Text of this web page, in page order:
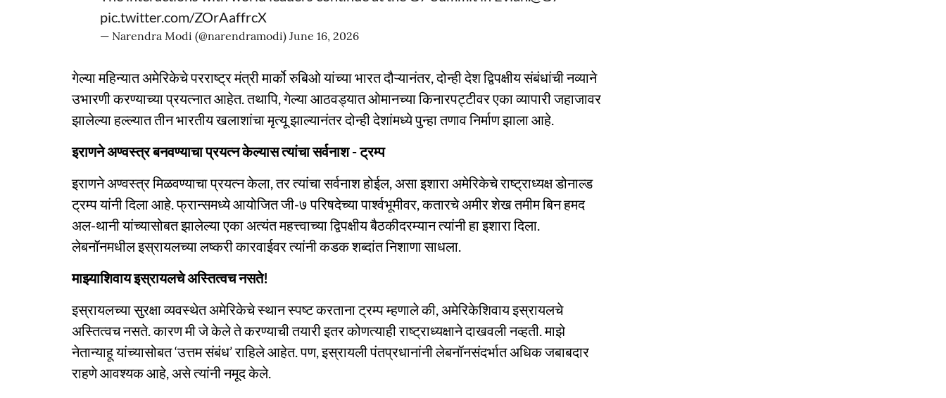
pic.twitter.com/ZOrAaffrcX
— Narendra Modi (@narendramodi) June 16, 2026
गेल्या महिन्यात अमेरिकेचे परराष्ट्र मंत्री मार्को रुबिओ यांच्या भारत दौऱ्यानंतर, दोन्ही देश द्विपक्षीय संबंधांची नव्याने
उभारणी करण्याच्या प्रयत्नात आहेत. तथापि, गेल्या आठवड्यात ओमानच्या किनारपट्टीवर एका व्यापारी जहाजावर
झालेल्या हल्ल्यात तीन भारतीय खलाशांचा मृत्यू झाल्यानंतर दोन्ही देशांमध्ये पुन्हा तणाव निर्माण झाला आहे.
इराणने अण्वस्त्र बनवण्याचा प्रयत्न केल्यास त्यांचा सर्वनाश - ट्रम्प
इराणने अण्वस्त्र मिळवण्याचा प्रयत्न केला, तर त्यांचा सर्वनाश होईल, असा इशारा अमेरिकेचे राष्ट्राध्यक्ष डोनाल्ड
ट्रम्प यांनी दिला आहे. फ्रान्समध्ये आयोजित जी-७ परिषदेच्या पार्श्वभूमीवर, कतारचे अमीर शेख तमीम बिन हमद
अल-थानी यांच्यासोबत झालेल्या एका अत्यंत महत्त्वाच्या द्विपक्षीय बैठकीदरम्यान त्यांनी हा इशारा दिला.
लेबनॉनमधील इस्रायलच्या लष्करी कारवाईवर त्यांनी कडक शब्दांत निशाणा साधला.
माझ्याशिवाय इस्रायलचे अस्तित्वच नसते!
इस्रायलच्या सुरक्षा व्यवस्थेत अमेरिकेचे स्थान स्पष्ट करताना ट्रम्प म्हणाले की, अमेरिकेशिवाय इस्रायलचे
अस्तित्वच नसते. कारण मी जे केले ते करण्याची तयारी इतर कोणत्याही राष्ट्राध्यक्षाने दाखवली नव्हती. माझे
नेतान्याहू यांच्यासोबत ‘उत्तम संबंध’ राहिले आहेत. पण, इस्रायली पंतप्रधानांनी लेबनॉनसंदर्भात अधिक जबाबदार
राहणे आवश्यक आहे, असे त्यांनी नमूद केले.